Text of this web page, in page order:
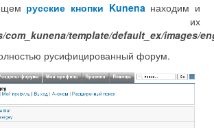
русские кнопки Kunenaнаходим и
их
com_kunena/template/default_ex/images/
русифицированный форум.